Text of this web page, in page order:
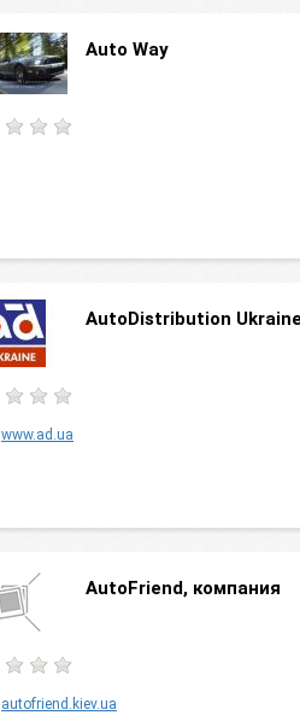
Auto Way
AutoDistribution Ukraine
www.ad.ua
AutoFriend, компания
autofriend.kiev.ua